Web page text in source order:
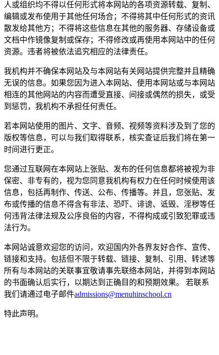
人或组织均不得以任何形式将本网站的各项资源转载、复制、
编辑或发布使用于其他任何场合；不得将其中任何形式的资讯
散发给其他方；不得将这些信息在其他的服务器、存储设备或
文档中作镜像复制或保存；不得修改或再使用本网站中的任何
资源。违者将被依法追究相应的法律责任。
我机构并不确保本网站及与本网站有关网站提供完整并且精确
无误的信息。如果您因为进入本网站、使用本网站或与本网站
相连的其他网站的内容而遭受直接、间接或偶然的损失，或受
到惩罚，我机构不承担任何责任。
若本网站使用的图片、文字、音频、视频等资料涉及到了您的
版权等信息，可以与我们取得联系，核实查证后我们将在第一
时间进行更正。
您通过互联网在本网站上张贴、发布的任何信息都将被视为非
保密、非专有的，视为您同意我机构有权力在任何时候使用该
信息，包括再制作、传送、公布、传播等。并且，您张贴、发
布或传播的信息不得含有非法、恐吓、诽谤、诋毁、淫秽等任
何违背法律法规及公序良俗的内容，不得构成或引致犯罪或违
法行为。
本网站诚意欢迎您的访问，欢迎国内外各界友好合作、宣传、
链接和支持。包括但不限于转载、链接、复制、引用、转述等
所有与本网站的关联事宜敬请事先联络本网站，并得到本网站
的书面确认后实行，以期达到正确目的和预期效果。 若联系
我们请通过电子邮件admissions@menuhinschool.cn
特此声明。